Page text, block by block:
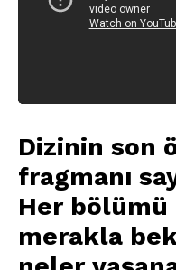
Dizinin son
fragmanı
Her
merakla